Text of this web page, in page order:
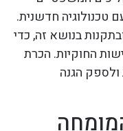
טכנולוגיה חדשנית.
בנושא זה, כדי
החוקיות. הכרת
ולספק הגנה